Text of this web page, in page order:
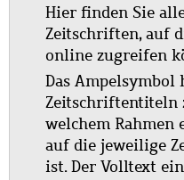
Hier finden Sie
Zeitschriften, auf
online zugreifen
Das Ampelsymbol
Zeitschriftentiteln
welchem
auf die jeweilige
ist. Der Volltext